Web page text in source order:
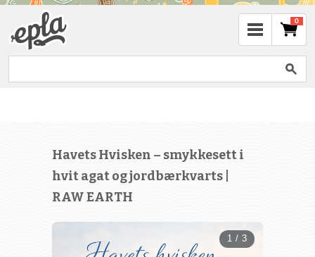
0
Havets Hvisken – smykkesett i
hvit agat og jordbærkvarts |
RAW EARTH
1 / 3